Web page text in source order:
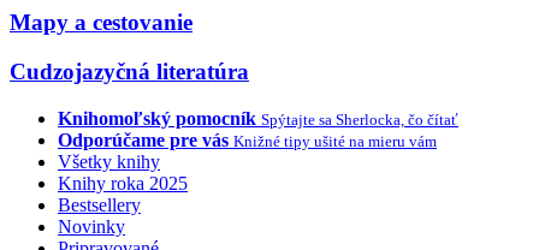
Mapy a cestovanie
Cudzojazyčná literatúra
Knihomoľský pomocník Spýtajte sa Sherlocka, čo čítať
Odporúčame pre vás Knižné tipy ušité na mieru vám
Všetky knihy
Knihy roka 2025
Bestsellery
Novinky